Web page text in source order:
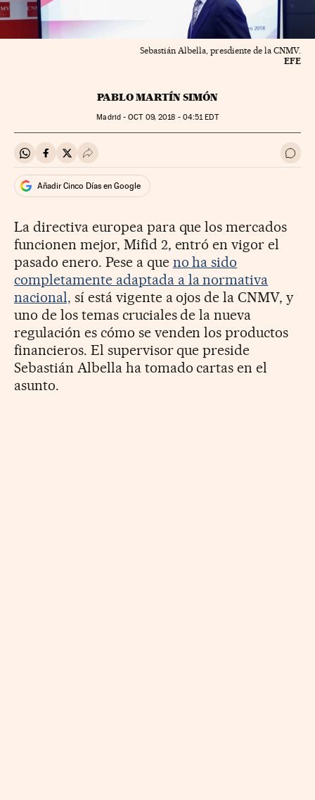
Sebastián Albella, presdiente de la CNMV.
EFE
PABLO MARTÍN SIMÓN
Madrid -OCT09, 2018 - 04:51EDT
Compartir en Whatsapp
Compartir en Facebook
Compartir en Twitter
Desplegar Redes Sociales Ir a
Añadir Cinco Días en Google
La directiva europea para que los mercados
funcionen mejor, Mifid 2, entró en vigor el
pasado enero. Pese a que no ha sido
completamente adaptada a la normativa
nacional, sí está vigente a ojos de la CNMV, y
uno de los temas cruciales de la nueva
regulación es cómo se venden los productos
financieros. El supervisor que preside
Sebastián Albella ha tomado cartas en el
asunto.